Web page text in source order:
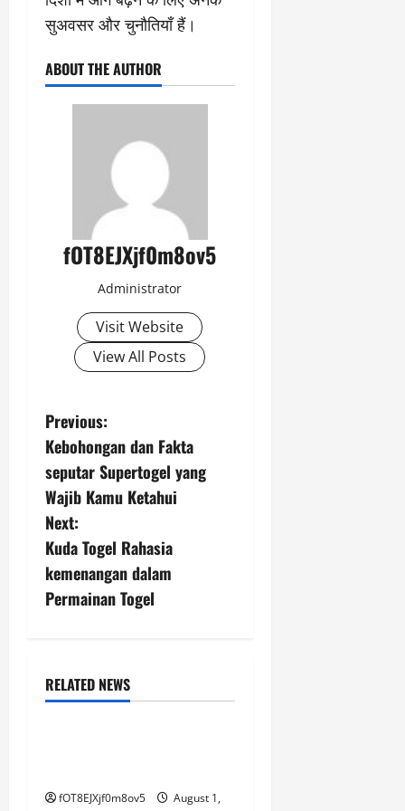
सुअवसर और चुनौतियाँ हैं।
ABOUT THE AUTHOR
fOT8EJXjf0m8ov5
Administrator
Visit Website
View All Posts
P
o
s
t
n
a
i
Previous:
Kebohongan dan Fakta
seputar Supertogel yang
Wajib Kamu Ketahui
Next:
Kuda Togel Rahasia
kemenangan dalam
Permainan Togel
RELATED NEWS
GAME ONLINE
fOT8EJXjf0m8ov5
August 1,